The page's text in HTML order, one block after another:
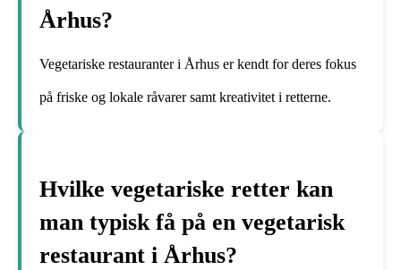
Århus?
Vegetariske restauranter i Århus er kendt for deres fokus
på friske og lokale råvarer samt kreativitet i retterne.
Hvilke vegetariske retter kan
man typisk få på en vegetarisk
restaurant i Århus?